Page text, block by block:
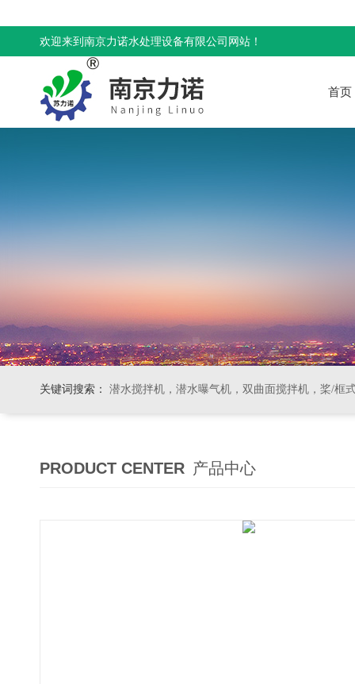
欢迎来到南京力诺水处理设备有限公司网站！
首页
关键词搜索： 潜水搅拌机，潜水曝气机，双曲面搅拌机，桨/框式搅拌
PRODUCT CENTER 产品中心